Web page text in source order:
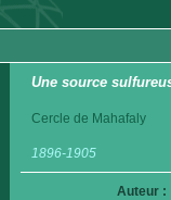
Une source
Cercle de Mahafaly
1896-1905
Auteur :